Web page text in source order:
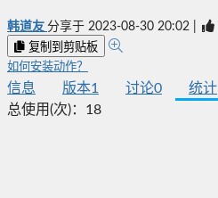
韩道友 分享于 2023-08-30 20:02
复制到剪贴板
如何安装动作？
信息 版本1 讨论0 统计
总使用(次)： 18